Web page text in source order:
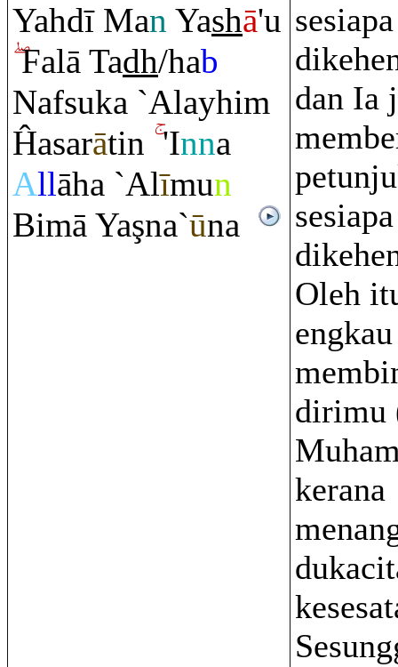
Yahdī Man Yashā'u
Falā Tadh/hab
Nafsuka `Alayhim
Ĥasarātin 'Inna
Allāha `Alīmun
Bimā Yaşna`ūna
dan Ia
Oleh
engkau
dirimu
kerana